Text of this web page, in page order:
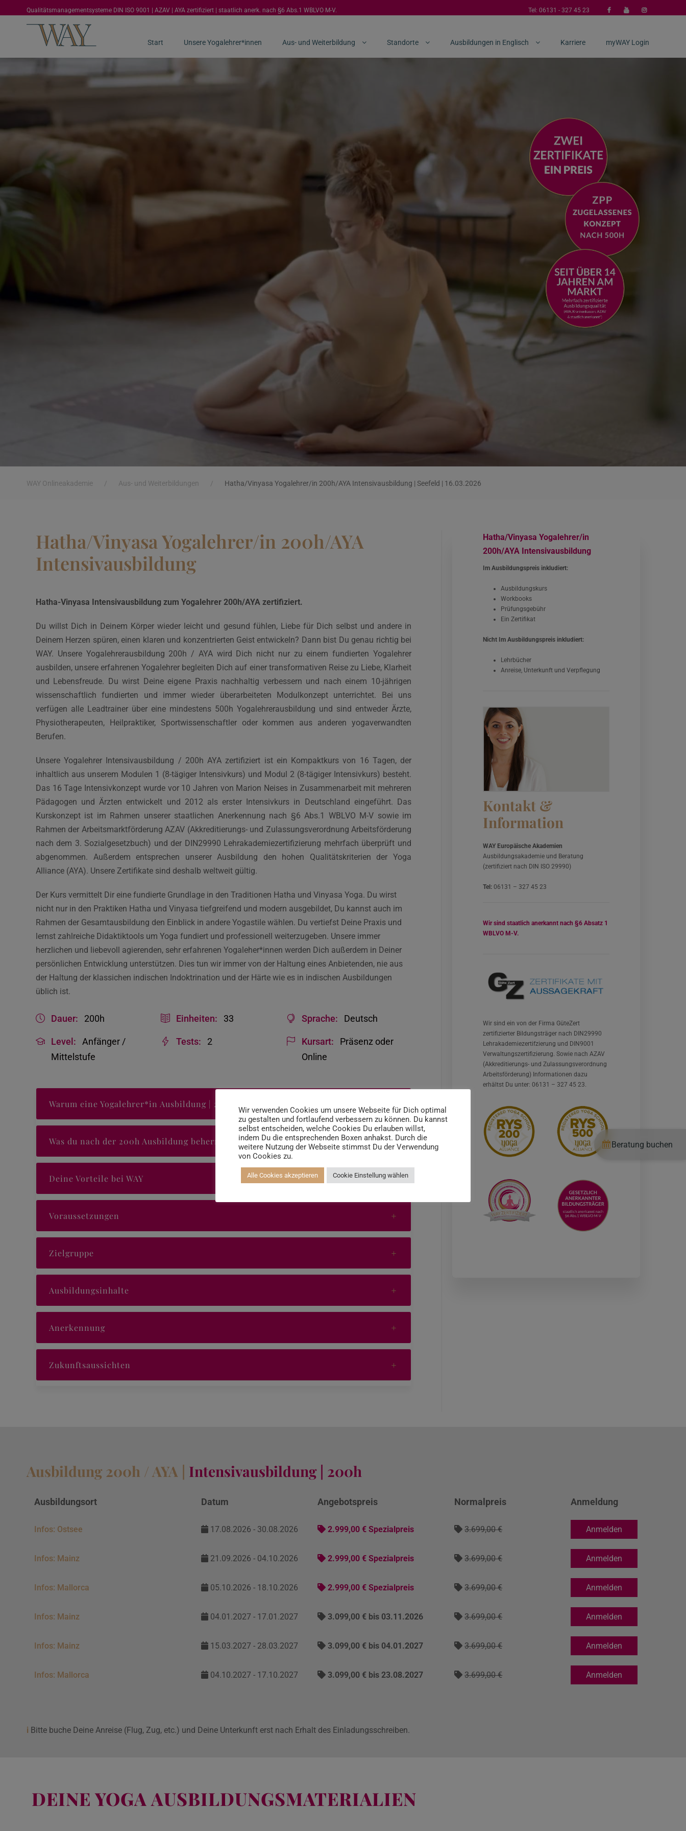
Qualitätsmanagementsysteme DIN ISO 9001 | AZAV | AYA zertifiziert | staatlich anerk. nach §6 Abs.1 WBLVO M-V. Tel: 06131 - 327 45 23
Start Unsere Yogalehrer*innen Aus- und Weiterbildung Standorte Ausbildungen in Englisch Karriere myWAY Login
WAY Onlineakademie / Aus- und Weiterbildungen / Hatha/Vinyasa Yogalehrer/in 200h/AYA Intensivausbildung | Seefeld | 16.03.2026
Hatha/Vinyasa Yogalehrer/in 200h/AYA
Intensivausbildung
Hatha-Vinyasa Intensivausbildung zum Yogalehrer 200h/AYA zertifiziert.
Du willst Dich in Deinem Körper wieder leicht und gesund fühlen, Liebe für Dich selbst und andere in
Deinem Herzen spüren, einen klaren und konzentrierten Geist entwickeln? Dann bist Du genau richtig bei
WAY. Unsere Yogalehrerausbildung 200h / AYA wird Dich nicht nur zu einem fundierten Yogalehrer
ausbilden, unsere erfahrenen Yogalehrer begleiten Dich auf einer transformativen Reise zu Liebe, Klarheit
und Lebensfreude. Du wirst Deine eigene Praxis nachhaltig verbessern und nach einem 10-jährigen
wissenschaftlich fundierten und immer wieder überarbeiteten Modulkonzept unterrichtet. Bei uns
verfügen alle Leadtrainer über eine mindestens 500h Yogalehrerausbildung und sind entweder Ärzte,
Physiotherapeuten, Heilpraktiker, Sportwissenschaftler oder kommen aus anderen yogaverwandten
Berufen.
Unsere Yogalehrer Intensivausbildung / 200h AYA zertifiziert ist ein Kompaktkurs von 16 Tagen, der
inhaltlich aus unserem Modulen 1 (8-tägiger Intensivkurs) und Modul 2 (8-tägiger Intensivkurs) besteht.
Das 16 Tage Intensivkonzept wurde vor 10 Jahren von Marion Neises in Zusammenarbeit mit mehreren
Pädagogen und Ärzten entwickelt und 2012 als erster Intensivkurs in Deutschland eingeführt. Das
Kurskonzept ist im Rahmen unserer staatlichen Anerkennung nach §6 Abs.1 WBLVO M-V sowie im
Rahmen der Arbeitsmarktförderung AZAV (Akkreditierungs- und Zulassungsverordnung Arbeitsförderung
nach dem 3. Sozialgesetzbuch) und der DIN29990 Lehrakademiezertifizierung mehrfach überprüft und
abgenommen. Außerdem entsprechen unserer Ausbildung den hohen Qualitätskriterien der Yoga
Alliance (AYA). Unsere Zertifikate sind deshalb weltweit gültig.
Der Kurs vermittelt Dir eine fundierte Grundlage in den Traditionen Hatha und Vinyasa Yoga. Du wirst
nicht nur in den Praktiken Hatha und Vinyasa tiefgreifend und modern ausgebildet, Du kannst auch im
Rahmen der Gesamtausbildung den Einblick in andere Yogastile wählen. Du vertiefst Deine Praxis und
lernst zahlreiche Didaktiktools um Yoga fundiert und professionell weiterzugeben. Unsere immer
herzlichen und liebevoll agierenden, sehr erfahrenen Yogaleher*innen werden Dich außerdem in Deiner
persönlichen Entwicklung unterstützen. Dies tun wir immer von der Haltung eines Anbietenden, nie aus
der Haltung der klassichen indischen Indoktrination und der Härte wie es in indischen Ausbildungen
üblich ist.
Dauer: 200h Einheiten: 33 Sprache: Deutsch
Level:
Anfänger /
Mittelstufe
Tests: 2 Kursart:
Präsenz oder
Online
Warum eine Yogalehrer*in Ausbildung | 200h bei WAY?
Was du nach der 200h Ausbildung beherrschst
Deine Vorteile bei WAY
Voraussetzungen
Zielgruppe
Ausbildungsinhalte
Anerkennung
Zukunftsaussichten
Hatha/Vinyasa Yogalehrer/in
200h/AYA Intensivausbildung
Im Ausbildungspreis inkludiert:
Ausbildungskurs
Workbooks
Prüfungsgebühr
Ein Zertifikat
Nicht Im Ausbildungspreis inkludiert:
Lehrbücher
Anreise, Unterkunft und Verpflegung
Kontakt &
Information
WAY Europäische Akademien
Ausbildungsakademie und Beratung
(zertifiziert nach DIN ISO 29990)
Tel: 06131 – 327 45 23
Wir sind staatlich anerkannt nach §6 Absatz 1
WBLVO M-V.
Wir sind ein von der Firma GüteZert
zertifizierter Bildungsträger nach DIN29990
Lehrakademiezertifzierung und DIN9001
Verwaltungszertifizierung. Sowie nach AZAV
(Akkreditierungs- und Zulassungsverordnung
Arbeitsförderung) Informationen dazu
erhältst Du unter: 06131 – 327 45 23.
Ausbildung 200h / AYA | Intensivausbildung | 200h
Ausbildungsort Datum Angebotspreis Normalpreis Anmeldung
Infos: Ostsee 17.08.2026 - 30.08.2026 2.999,00 € Spezialpreis 3.699,00 € Anmelden
Infos: Mainz 21.09.2026 - 04.10.2026 2.999,00 € Spezialpreis 3.699,00 € Anmelden
Infos: Mallorca 05.10.2026 - 18.10.2026 2.999,00 € Spezialpreis 3.699,00 € Anmelden
Infos: Mainz 04.01.2027 - 17.01.2027 3.099,00 € bis 03.11.2026 3.699,00 € Anmelden
Infos: Mainz 15.03.2027 - 28.03.2027 3.099,00 € bis 04.01.2027 3.699,00 € Anmelden
Infos: Mallorca 04.10.2027 - 17.10.2027 3.099,00 € bis 23.08.2027 3.699,00 € Anmelden
i Bitte buche Deine Anreise (Flug, Zug, etc.) und Deine Unterkunft erst nach Erhalt des Einladungsschreiben.
DEINE YOGA AUSBILDUNGSMATERIALIEN
Wir verwenden Cookies um unsere Webseite für Dich optimal
zu gestalten und fortlaufend verbessern zu können. Du kannst
selbst entscheiden, welche Cookies Du erlauben willst,
indem Du die entsprechenden Boxen anhakst. Durch die
weitere Nutzung der Webseite stimmst Du der Verwendung
von Cookies zu.
Alle Cookies akzeptieren Cookie Einstellung wählen
Beratung buchen